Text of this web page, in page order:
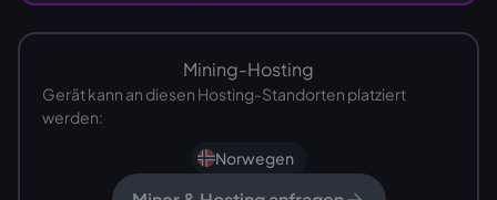
Mining-Hosting
Gerät kann an diesen Hosting-Standorten platziert
werden:
Norwegen